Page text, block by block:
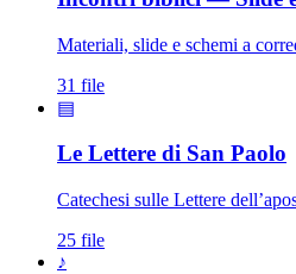
Materiali, slide e schemi a
31 file
▤
Le Lettere di San Paolo
Catechesi sulle Lettere
25 file
♪